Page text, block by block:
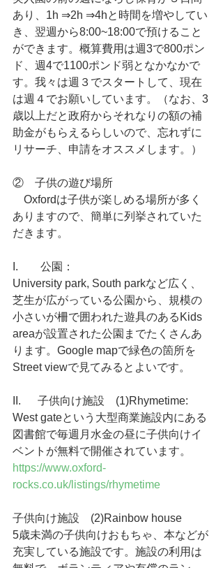
あり、1h ⇒2h ⇒4hと時間を増やしてい
き、翌週から8:00~18:00で預けること
ができます。概算費用は週3で800ポン
ド、週4で1100ポンド弱となかなかで
す。我々は週３でスタートして、現在
は週４でお願いしています。（なお、3
歳以上だと政府からそれなりの額の補
助金がもらえるらしいので、忘れずに
リサーチ、申請をオススメします。）
②    子供の遊び場所
Oxfordは子供が楽しめる場所が多く
ありますので、簡単に列挙されていた
だきます。
I.        公園：
University park, South parkなど広く、
芝生が広がっている公園から、規模の
小さいが柵で囲われた遊具のあるKids
areaが設置された公園までたくさんあ
ります。Google mapで緑色の箇所を
Street viewで見てみるとよいです。
II.      子供向け施設　(1)Rhymetime:
West gateという大型商業施設内にある
図書館で毎週月水金の昼に子供向けイ
ベントが無料で開催されています。
https://www.oxford-
rocks.co.uk/listings/rhymetime
子供向け施設　(2)Rainbow house
5歳未満の子供向けおもちゃ、本などが
充実している施設です。施設の利用は